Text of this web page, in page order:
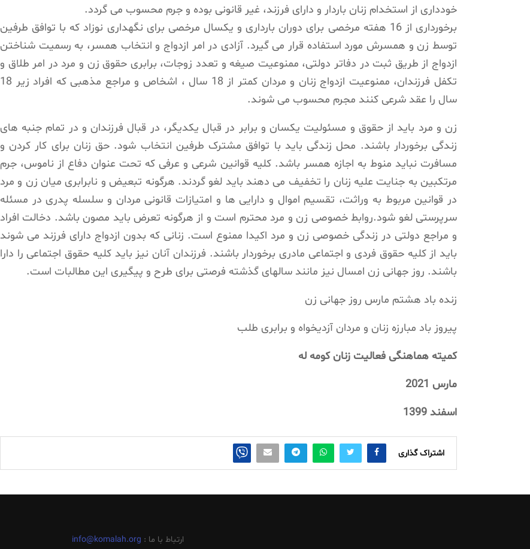
خودداری از استخدام زنان باردار و دارای فرزند، غیر قانونی بوده و جرم محسوب می گردد.
برخورداری از 16 هفته مرخصی برای دوران بارداری و یکسال مرخصی برای نگهداری نوزاد که با توافق طرفین
توسط زن و همسرش مورد استفاده قرار می گیرد. آزادی در امر ازدواج و انتخاب همسر، به رسمیت شناختن
ازدواج از طریق ثبت در دفاتر دولتی، ممنوعیت صیغه و تعدد زوجات، برابری حقوق زن و مرد در امر طلاق و
تکفل فرزندان، ممنوعیت ازدواج زنان و مردان کمتر از 18 سال ، اشخاص و مراجع مذهبی که افراد زیر 18
سال را عقد شرعی کنند مجرم محسوب می شوند.
زن و مرد باید از حقوق و مسئولیت یکسان و برابر در قبال یکدیگر، در قبال فرزندان و در تمام جنبه های
زندگی برخوردار باشند. محل زندگی باید با توافق مشترک طرفین انتخاب شود. حق زنان برای کار کردن و
مسافرت نباید منوط به اجازه همسر باشد. کلیه قوانین شرعی و عرفی که تحت عنوان دفاع از ناموس، جرم
مرتکبین به جنایت علیه زنان را تخفیف می دهند باید لغو گردند. هرگونه تبعیض و نابرابری میان زن و مرد
در قوانین مربوط به وراثت، تقسیم اموال و دارایی ها و امتیازات قانونی مردان و سلسله پدری در مسئله
سرپرستی لغو شود.روابط خصوصی زن و مرد محترم است و از هرگونه تعرض باید مصون باشد. دخالت افراد
و مراجع دولتی در زندگی خصوصی زن و مرد اکیدا ممنوع است. زنانی که بدون ازدواج دارای فرزند می شوند
باید از کلیه حقوق فردی و اجتماعی مادری برخوردار باشند. فرزندان آنان نیز باید کلیه حقوق اجتماعی را دارا
باشند. روز جهانی زن امسال نیز مانند سالهای گذشته فرصتی برای طرح و پیگیری این مطالبات است.
زنده باد هشتم مارس روز جهانی زن
پیروز باد مبارزه زنان و مردان آزدیخواه و برابری طلب
کمیته هماهنگی فعالیت زنان کومه له
مارس 2021
اسفند 1399
اشتراک گذاری
ارتباط با ما : info@komalah.org